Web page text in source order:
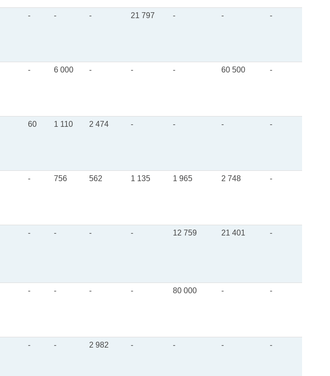
- - - 21 797 - - -
- 6 000 - - - 60 500 -
60 1 110 2 474 - - - -
- 756 562 1 135 1 965 2 748 -
- - - - 12 759 21 401 -
- - - - 80 000 - -
- - 2 982 - - - -